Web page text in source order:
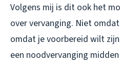
Volgens mij is dit ook het
over vervanging. Niet
omdat je voorbereid wilt
een noodvervanging